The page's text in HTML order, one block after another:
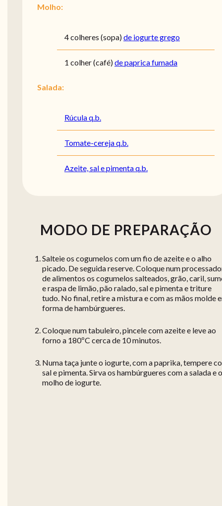
Molho:
4colheres (sopa)de iogurte grego
1 colher (café)de paprica fumada
Salada:
Rúcula q.b.
Tomate-cereja q.b.
Azeite, sal e pimenta q.b.
MODO DE PREPARAÇÃO
Salteie os cogumelos com um fio de azeite e o alho
picado. De seguida reserve. Coloque num
de alimentos os cogumelos salteados, grão, caril,
e raspa de limão, pão ralado, sal e pimenta e triture
tudo. No final, retire a mistura e com as mãos molde
forma de hambúrgueres.
Coloque num tabuleiro, pincele com azeite e leve ao
forno a 180ºC cerca de 10 minutos.
Numa taça junte o iogurte, com a paprika, tempere
sal e pimenta. Sirva os hambúrgueres com a salada e o
molho de iogurte.